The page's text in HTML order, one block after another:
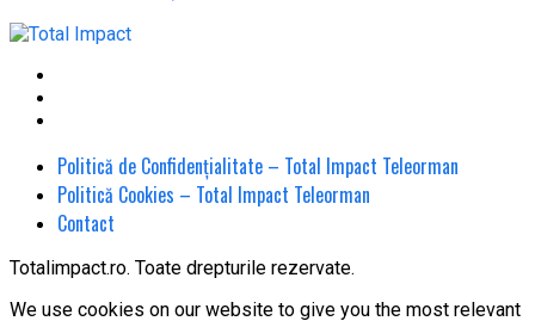
Politică de Confidențialitate – Total Impact Teleorman
Politică Cookies – Total Impact Teleorman
Contact
Totalimpact.ro. Toate drepturile rezervate.
We use cookies on our website to give you the most relevant